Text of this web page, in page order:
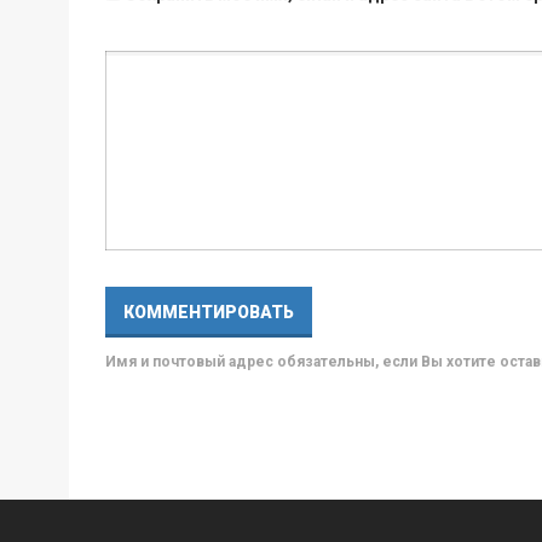
Имя и почтовый адрес обязательны, если Вы хотите